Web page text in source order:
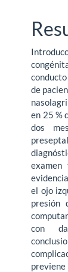
de
en 25 %
dos
el ojo
presión
con